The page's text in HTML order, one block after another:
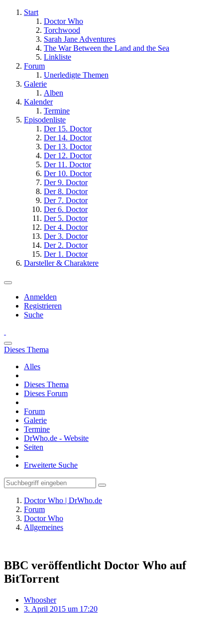
Start
Doctor Who
Torchwood
Sarah Jane Adventures
The War Between the Land and the Sea
Linkliste
Forum
Unerledigte Themen
Galerie
Alben
Kalender
Termine
Episodenliste
Der 15. Doctor
Der 14. Doctor
Der 13. Doctor
Der 12. Doctor
Der 11. Doctor
Der 10. Doctor
Der 9. Doctor
Der 8. Doctor
Der 7. Doctor
Der 6. Doctor
Der 5. Doctor
Der 4. Doctor
Der 3. Doctor
Der 2. Doctor
Der 1. Doctor
Darsteller & Charaktere
Anmelden
Registrieren
Suche
Dieses Thema
Alles
Dieses Thema
Dieses Forum
Forum
Galerie
Termine
DrWho.de - Website
Seiten
Erweiterte Suche
Doctor Who | DrWho.de
Forum
Doctor Who
Allgemeines
BBC veröffentlicht Doctor Who auf
BitTorrent
Whoosher
3. April 2015 um 17:20